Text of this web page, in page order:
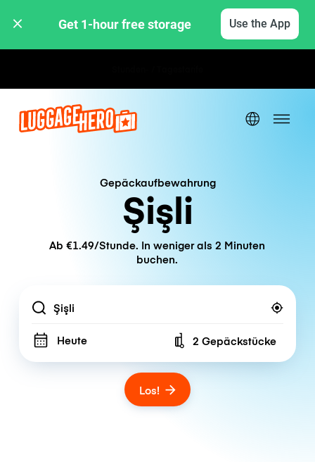
Get 1-hour free storage Use the App
Gepäckaufbewahrung
Şişli
Ab €1.49/Stunde. In weniger als 2 Minuten
buchen.
Location
Heute Number of bags
2 Gepäckstücke
Los!